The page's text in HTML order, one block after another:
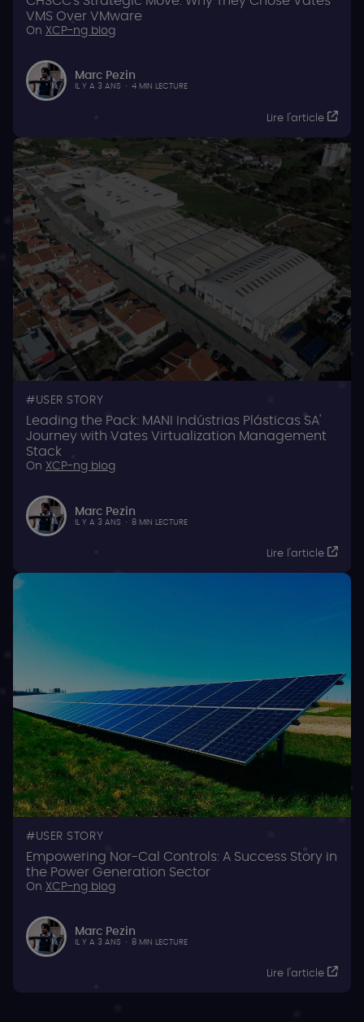
VMS Over VMware
On XCP-ng blog
Marc Pezin
IL Y A 3 ANS · 4 MIN LECTURE
Lire l'article
USER STORY
Leading the Pack: MANI Indústrias Plásticas SA'
Journey with Vates Virtualization Management
Stack
On XCP-ng blog
Marc Pezin
IL Y A 3 ANS · 8 MIN LECTURE
Lire l'article
USER STORY
Empowering Nor-Cal Controls: A Success Story in
the Power Generation Sector
On XCP-ng blog
Marc Pezin
IL Y A 3 ANS · 8 MIN LECTURE
Lire l'article